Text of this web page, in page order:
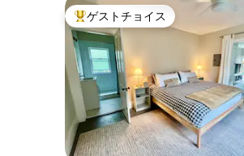
大好評のゲストチョイスです。
ゲストチョイス